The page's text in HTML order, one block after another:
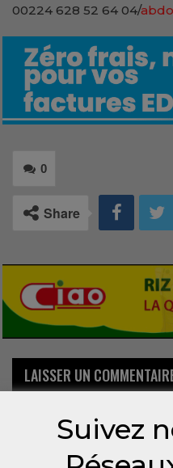
00224 628 52 64 04/
0
Share
LAISSER UN
Suivez